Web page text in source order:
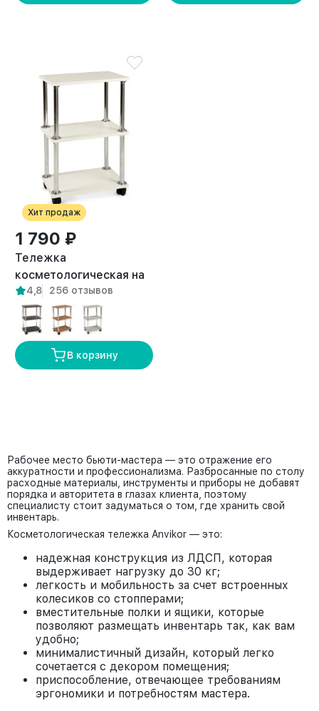
Хит продаж
1 790 ₽
Тележка
косметологическая на
колесиках Кама белая
4,8 256 отзывов
В корзину
Рабочее место бьюти-мастера — это отражение его
аккуратности и профессионализма. Разбросанные по столу
расходные материалы, инструменты и приборы не добавят
порядка и авторитета в глазах клиента, поэтому
специалисту стоит задуматься о том, где хранить свой
инвентарь.
Косметологическая тележка Anvikor — это:
надежная конструкция из ЛДСП, которая
выдерживает нагрузку до 30 кг;
легкость и мобильность за счет встроенных
колесиков со стопперами;
вместительные полки и ящики, которые
позволяют размещать инвентарь так, как вам
удобно;
минималистичный дизайн, который легко
сочетается с декором помещения;
приспособление, отвечающее требованиям
эргономики и потребностям мастера.